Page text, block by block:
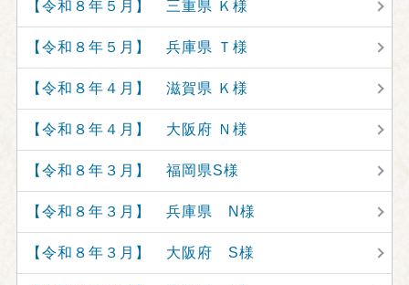
【令和８年５月】 三重県 Ｋ様
【令和８年５月】 兵庫県 Ｔ様
【令和８年４月】 滋賀県 Ｋ様
【令和８年４月】 大阪府 Ｎ様
【令和８年３月】 福岡県S様
【令和８年３月】 兵庫県 N様
【令和８年３月】 大阪府 S様